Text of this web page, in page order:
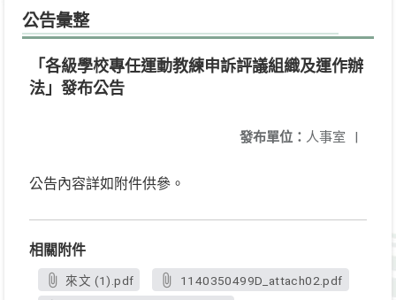
公告彙整
「各級學校專任運動教練申訴評議組織及運作辦
法」發布公告
發布單位： 人事室 |
公告內容詳如附件供參。
相關附件
來文 (1).pdf
1140350499D_attach02.pdf